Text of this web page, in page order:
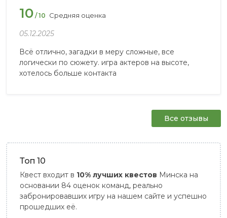
10 / 10 Средняя оценка
05.12.2025
Всё отлично, загадки в меру сложные, все
логически по сюжету. игра актеров на высоте,
хотелось больше контакта
Все отзывы
Топ 10
Квест входит в 10% лучших квестов Минска на
основании 84 оценок команд, реально
забронировавших игру на нашем сайте и успешно
прошедших её.